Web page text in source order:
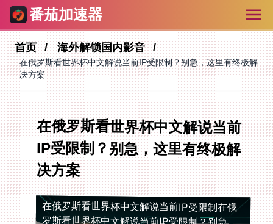
番茄加速器
首页 海外解锁国内影音
在俄罗斯看世界杯中文解说当前IP受限制？别急，这里有终极解
决方案
在俄罗斯看世界杯中文解说当前
IP受限制？别急，这里有终极解
决方案
在俄罗斯看世界杯中文解说当前IP受限制在俄
罗斯看世界杯中文解说当前IP受限制？别急，